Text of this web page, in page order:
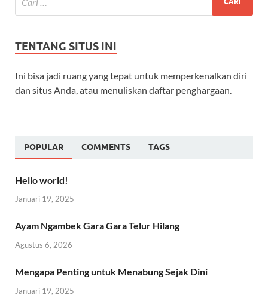
TENTANG SITUS INI
Ini bisa jadi ruang yang tepat untuk memperkenalkan diri
dan situs Anda, atau menuliskan daftar penghargaan.
POPULAR COMMENTS TAGS
Hello world!
Januari 19, 2025
Ayam Ngambek Gara Gara Telur Hilang
Agustus 6, 2026
Mengapa Penting untuk Menabung Sejak Dini
Januari 19, 2025